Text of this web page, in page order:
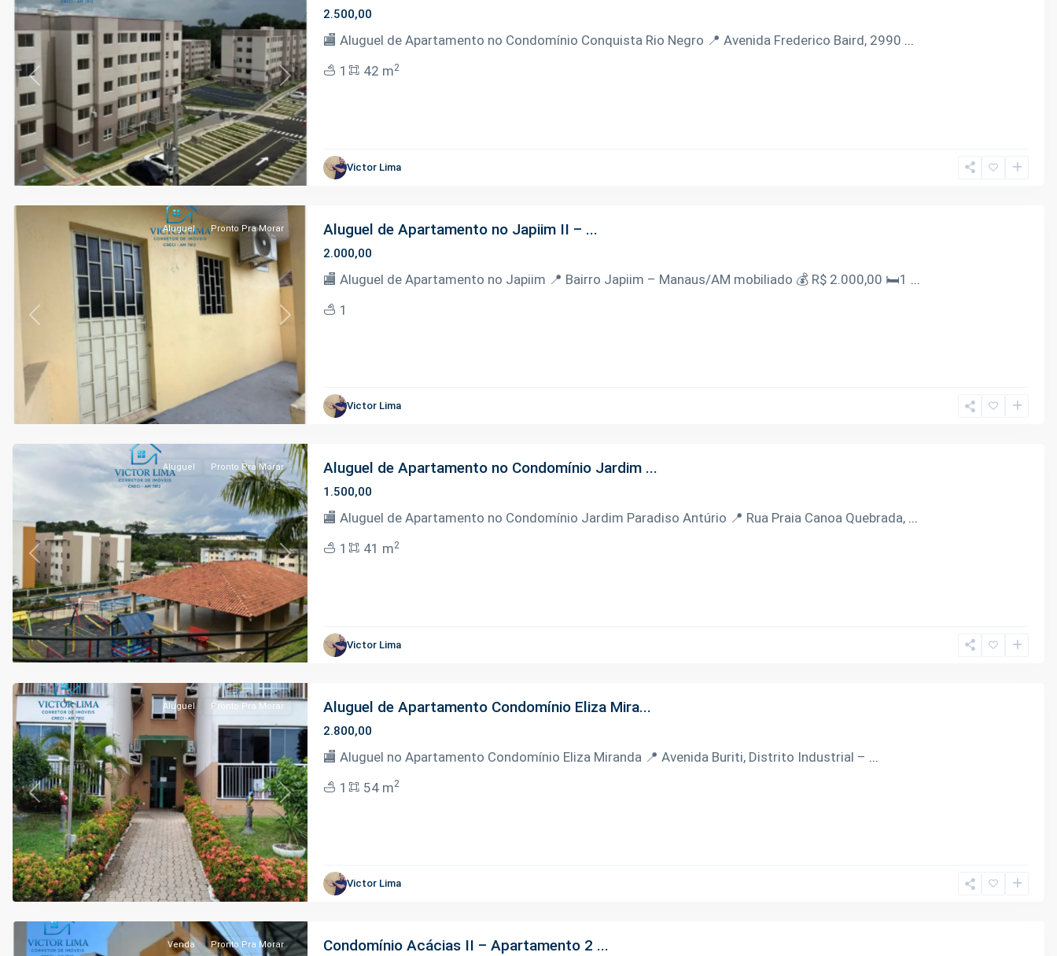
Previous Next
2.500,00
🏬 Aluguel de Apartamento no Condomínio Conquista Rio Negro 📍 Avenida Frederico Baird, 2990 ...
1
42 m2
Victor Lima
Manaus
Previous Next
Aluguel Pronto Pra Morar Aluguel de Apartamento no Japiim II – ...
2.000,00
🏬 Aluguel de Apartamento no Japiim 📍 Bairro Japiim – Manaus/AM mobiliado 💰 R$ 2.000,00 🛏️1 ...
1
Victor Lima
Tarumã
Manaus
Previous Next
Aluguel Pronto Pra Morar Aluguel de Apartamento no Condomínio Jardim ...
1.500,00
🏬 Aluguel de Apartamento no Condomínio Jardim Paradiso Antúrio 📍 Rua Praia Canoa Quebrada, ...
1
41 m2
Victor Lima
Distrito
Industrial
II,
Manaus
Previous Next
Aluguel Pronto Pra Morar Aluguel de Apartamento Condomínio Eliza Mira...
2.800,00
🏬 Aluguel no Apartamento Condomínio Eliza Miranda 📍 Avenida Buriti, Distrito Industrial – ...
1
54 m2
Victor Lima
Distrito
Industrial
II,
Manaus
Venda Pronto Pra Morar Condomínio Acácias II – Apartamento 2 ...